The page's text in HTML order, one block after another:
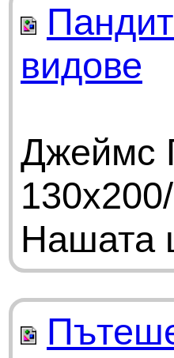
видове
Джеймс
Нашата